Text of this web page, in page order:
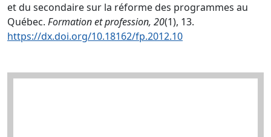
et du secondaire sur la réforme des programmes au
Québec. Formation et profession, 20(1), 13.
https://dx.doi.org/10.18162/fp.2012.10